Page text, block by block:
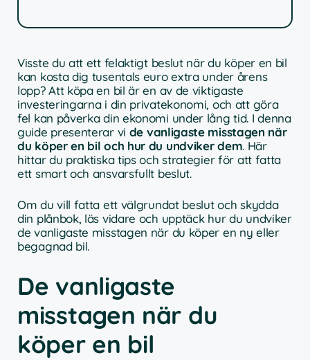
Visste du att ett felaktigt beslut när du köper en bil
kan kosta dig tusentals euro extra under årens
lopp? Att köpa en bil är en av de viktigaste
investeringarna i din privatekonomi, och att göra
fel kan påverka din ekonomi under lång tid. I denna
guide presenterar vi de vanligaste misstagen när
du köper en bil och hur du undviker dem. Här
hittar du praktiska tips och strategier för att fatta
ett smart och ansvarsfullt beslut.
Om du vill fatta ett välgrundat beslut och skydda
din plånbok, läs vidare och upptäck hur du undviker
de vanligaste misstagen när du köper en ny eller
begagnad bil.
De vanligaste
misstagen när du
köper en bil